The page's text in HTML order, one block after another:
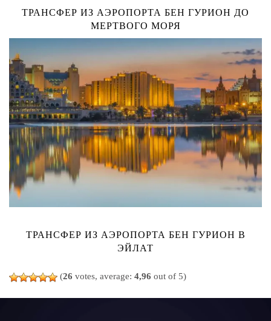
ТРАНСФЕР ИЗ АЭРОПОРТА БЕН ГУРИОН ДО
МЕРТВОГО МОРЯ
ТРАНСФЕР ИЗ АЭРОПОРТА БЕН ГУРИОН В
ЭЙЛАТ
(26 votes, average: 4,96 out of 5)